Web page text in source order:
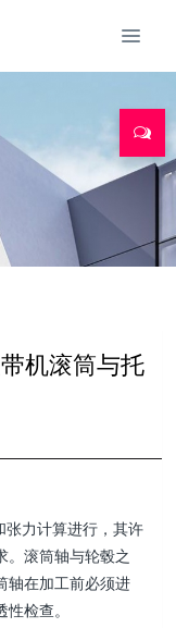
机滚筒与托
张力计算进行，其许
。滚筒轴与轮毂之
轴在加工前必须进
检查。